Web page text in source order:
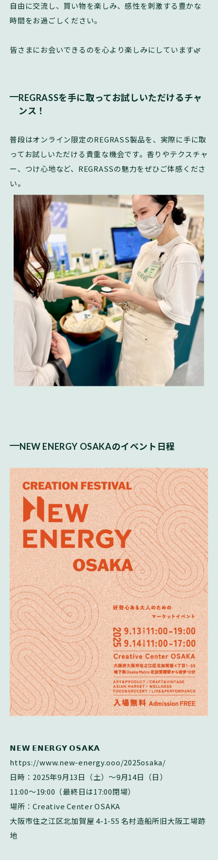
自由に交流し、買い物を楽しみ、感性を刺激する豊かな
時間をお過ごしください。
皆さまにお会いできるのを心より楽しみにしています🌿
REGRASSを手に取ってお試しいただけるチャ
ンス！
普段はオンライン限定のREGRASS製品を、実際に手に取
ってお試しいただける貴重な機会です。香りやテクスチャ
ー、つけ心地など、 REGRASSの魅力をぜひご体感くださ
い。
NEW ENERGY OSAKAのイベント日程
𝗡𝗘𝗪 𝗘𝗡𝗘𝗥𝗚𝗬 𝗢𝗦𝗔𝗞𝗔
https://www.new-energy.ooo/2025osaka/
日時： 2025年9月13日（土）～9月14日（日）
11:00～19:00 （最終日は17:00閉場）
場所：Creative Center OSAKA
大阪市住之江区北加賀屋4-1-55名村造船所旧大阪工場跡
地